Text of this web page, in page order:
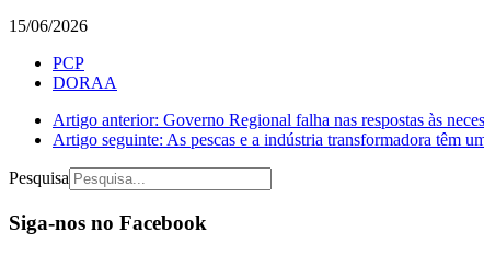
15/06/2026
PCP
DORAA
Artigo anterior: Governo Regional falha nas respostas às
Artigo seguinte: As pescas e a indústria transformadora têm
Pesquisa
Siga-nos no Facebook